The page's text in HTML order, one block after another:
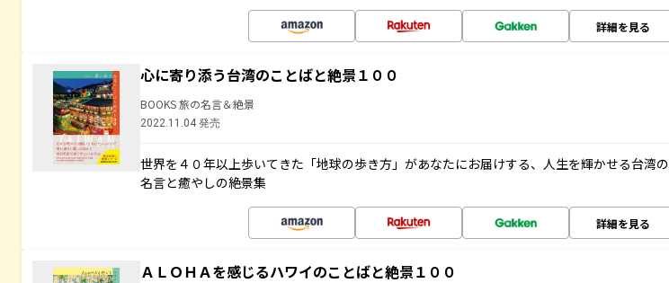
詳細を見る
心に寄り添う台湾のことばと絶景１００
BOOKS 旅の名言＆絶景
2022.11.04 発売
世界を４０年以上歩いてきた「地球の歩き方」があなたにお届けする、人生を輝かせる台湾の
名言と癒やしの絶景集
詳細を見る
ＡＬＯＨＡを感じるハワイのことばと絶景１００